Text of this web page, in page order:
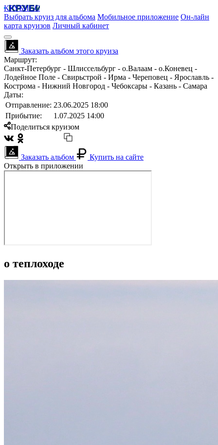
КРУБИСС
Выбрать круиз для альбома Мобильное приложение Он-лайн
карта круизов Личный кабинет
Заказать альбом этого круиза
Маршрут:
Санкт-Петербург - Шлиссельбург - о.Валаам - о.Коневец -
Лодейное Поле - Свирьстрой - Ирма - Череповец - Ярославль -
Кострома - Нижний Новгород - Чебоксары - Казань - Самара
Даты:
Отправление: 23.06.2025 18:00
Прибытие:
1.07.2025 14:00
Поделиться круизом
Заказать альбом
Купить на сайте
Открыть в приложении
о теплоходе